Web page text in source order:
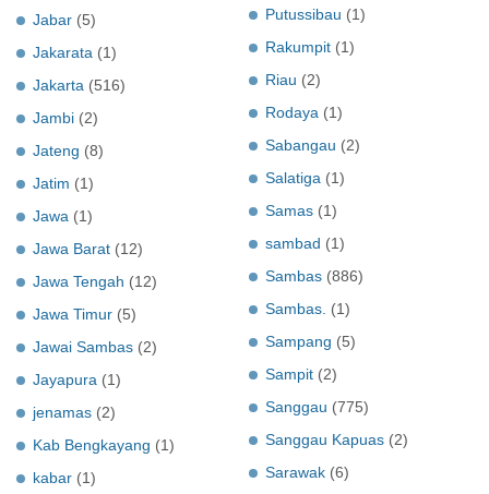
Jabar (5)
Jakarata (1)
Jakarta (516)
Jambi (2)
Jateng (8)
Jatim (1)
Jawa (1)
Jawa Barat (12)
Jawa Tengah (12)
Jawa Timur (5)
Jawai Sambas (2)
Jayapura (1)
jenamas (2)
Kab Bengkayang (1)
kabar (1)
Putussibau (1)
Rakumpit (1)
Riau (2)
Rodaya (1)
Sabangau (2)
Salatiga (1)
Samas (1)
sambad (1)
Sambas (886)
Sambas. (1)
Sampang (5)
Sampit (2)
Sanggau (775)
Sanggau Kapuas (2)
Sarawak (6)